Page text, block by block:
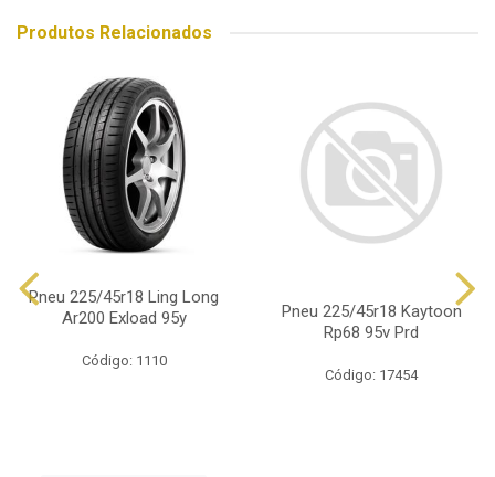
Produtos Relacionados
Pneu 225/45r18 Ling Long
Ar200 Exload 95y
Código: 1110
Pneu 225/45r18 Kaytoon
Rp68 95v Prd
Código: 17454